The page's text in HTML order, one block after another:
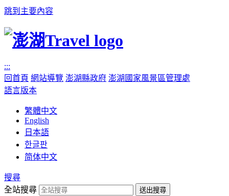
跳到主要內容
:::
回首頁 網站導覽 澎湖縣政府 澎湖國家風景區管理處
語言版本
繁體中文
English
日本語
한글판
简体中文
搜尋
全站搜尋